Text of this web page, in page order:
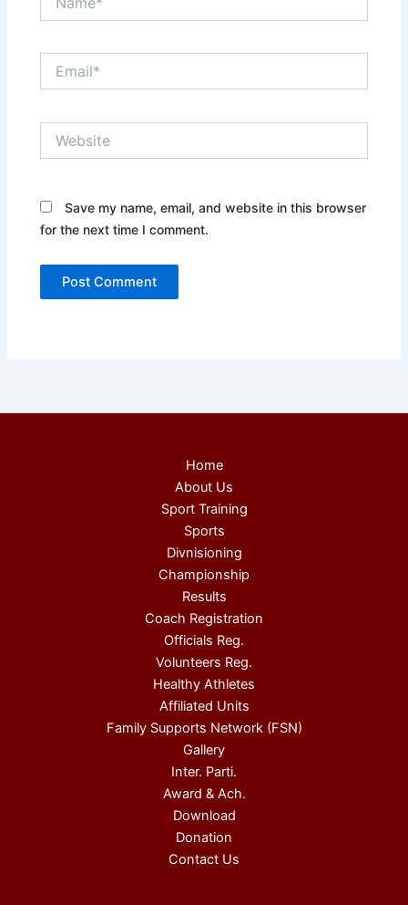
Save my name, email, and website in this browser
for the next time I comment.
Home
About Us
Sport Training
Sports
Divnisioning
Championship
Results
Coach Registration
Officials Reg.
Volunteers Reg.
Healthy Athletes
Affiliated Units
Family Supports Network (FSN)
Gallery
Inter. Parti.
Award & Ach.
Download
Donation
Contact Us